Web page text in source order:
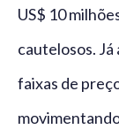
US$ 10
cautelosos.
faixas de